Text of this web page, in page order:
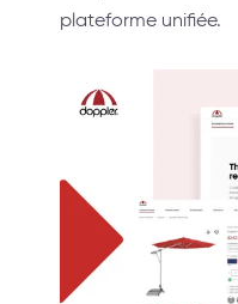
plateforme unifiée.